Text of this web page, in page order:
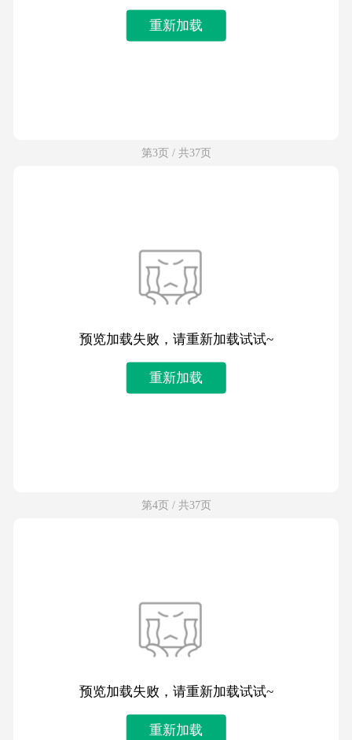
重新加载
第3页 / 共37页
预览加载失败，请重新加载试试~
重新加载
第4页 / 共37页
预览加载失败，请重新加载试试~
重新加载